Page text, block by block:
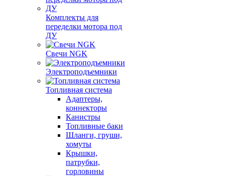
Комплекты для
переделки мотора под
ДУ
Свечи NGK
Электроподъемники
Топливная система
Адаптеры,
коннекторы
Канистры
Топливные баки
Шланги, груши,
хомуты
Крышки,
патрубки,
горловины